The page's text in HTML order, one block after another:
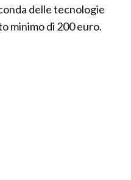
delle tecnologie
minimo di 200 euro.